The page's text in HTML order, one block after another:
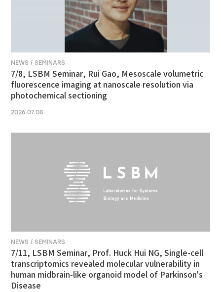
NEWS / SEMINARS
7/8, LSBM Seminar, Rui Gao, Mesoscale volumetric
fluorescence imaging at nanoscale resolution via
photochemical sectioning
2026.07.08
NEWS / SEMINARS
7/11, LSBM Seminar, Prof. Huck Hui NG, Single-cell
transcriptomics revealed molecular vulnerability in
human midbrain-like organoid model of Parkinson's
Disease